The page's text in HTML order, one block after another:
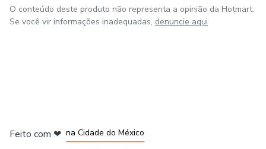
O conteúdo deste produto não representa a opinião da Hotmart.
Se você vir informações inadequadas, denuncie aqui
Feito com ❤ na Cidade do México